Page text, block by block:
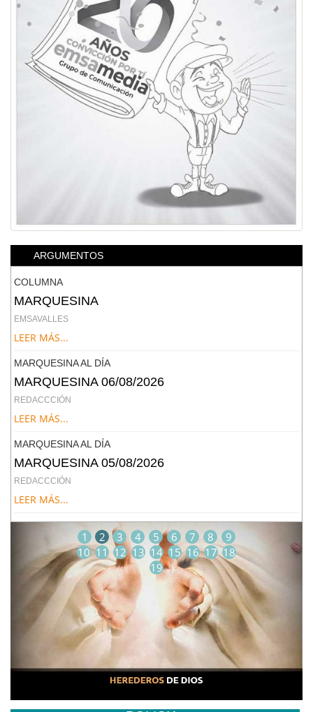
ARGUMENTOS
COLUMNA
MARQUESINA
EMSAVALLES
LEER MÁS...
MARQUESINA AL DÍA
MARQUESINA 06/08/2026
REDACCCIÓN
LEER MÁS...
MARQUESINA AL DÍA
MARQUESINA 05/08/2026
REDACCCIÓN
LEER MÁS...
1 2 3 4 5 6 7 8
9
10 11 12 13 14 15 16 17 18
19